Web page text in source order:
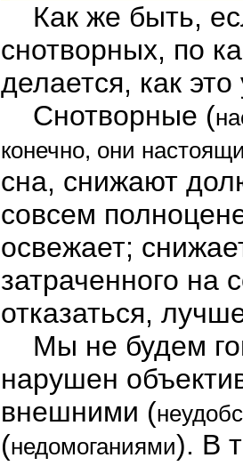
Как же быть,
снотворных, по
делается, как
Снотворные (
конечно, они
сна, снижают
совсем
освежает;
затраченного на
отказаться,
Мы не будем
нарушен
внешними (
(недомоганиями). В